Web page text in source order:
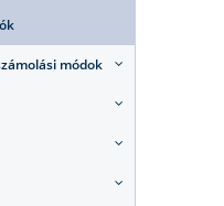
módok